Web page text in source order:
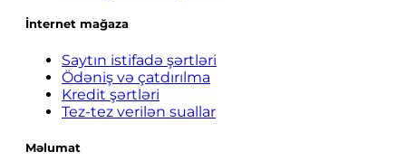
İnternet mağaza
Saytın istifadə şərtləri
Ödəniş və çatdırılma
Kredit şərtləri
Tez-tez verilən suallar
Məlumat